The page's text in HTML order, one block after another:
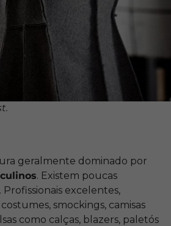
geralmente dominado por
. Existem poucas
excelentes,
smockings, camisas
como calças, blazers, paletós